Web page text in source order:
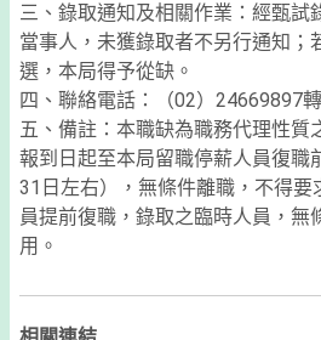
三、錄取通知及相關作業：經甄試
當事人，未獲錄取者不另行通知；
選，本局得予從缺。
四、聯絡電話：（02）24669897
五、備註：本職缺為職務代理性質
報到日起至本局留職停薪人員復職
31日左右），無條件離職，不得要
員提前復職，錄取之臨時人員，無
用。